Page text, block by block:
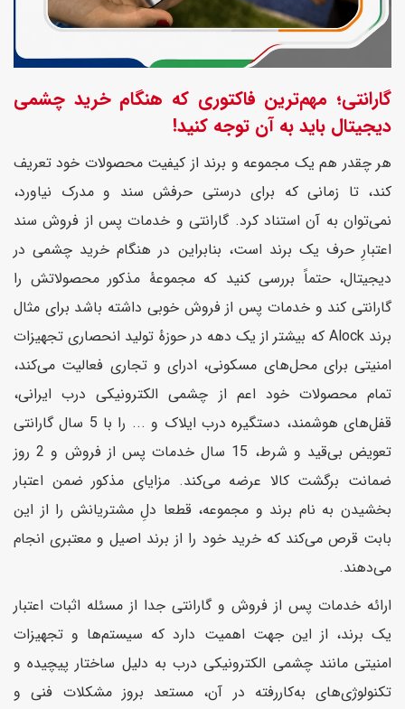
گارانتی؛ مهم‌ترین فاکتوری که هنگام خرید چشمی
دیجیتال باید به آن توجه کنید!
هر چقدر هم یک مجموعه و برند از کیفیت محصولات خود تعریف
کند، تا زمانی که برای درستی حرفش سند و مدرک نیاورد،
نمی‌توان به آن استناد کرد. گارانتی و خدمات پس از فروش سند
اعتبارِ حرف یک برند است، بنابراین در هنگام خرید چشمی در
دیجیتال، حتماً بررسی کنید که مجموعهٔ مذکور محصولاتش را
گارانتی کند و خدمات پس از فروش خوبی داشته باشد برای مثال
برند Alock که بیشتر از یک دهه در حوزهٔ تولید انحصاری تجهیزات
امنیتی برای محل‌های مسکونی، ادرای و تجاری فعالیت می‌کند،
تمام محصولات خود اعم از چشمی الکترونیکی درب ایرانی،
قفل‌های هوشمند، دستگیره درب ایلاک و ... را با 5 سال گارانتی
تعویض بی‌قید و شرط، 15 سال خدمات پس از فروش و 2 روز
ضمانت برگشت کالا عرضه می‌کند. مزایای مذکور ضمن اعتبار
بخشیدن به نام برند و مجموعه، قطعا دلِ مشتریانش را از این
بابت قرص می‌کند که خرید خود را از برند اصیل و معتبری انجام
می‌دهند.
ارائه خدمات پس از فروش و گارانتی جدا از مسئله اثبات اعتبار
یک برند، از این جهت اهمیت دارد که سیستم‌ها و تجهیزات
امنیتی مانند چشمی الکترونیکی درب به دلیل ساختار پیچیده و
تکنولوژی‌های به‌کاررفته در آن، مستعد بروز مشکلات فنی و